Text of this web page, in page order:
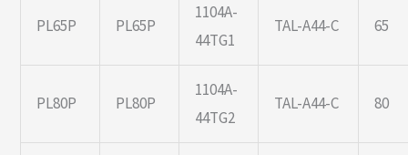
PL65P PL65P
1104A-
44TG1
TAL-A44-C 65
PL80P PL80P
1104A-
44TG2
TAL-A44-C 80